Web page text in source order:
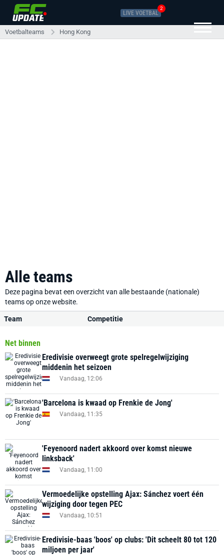
LIVE VOETBAL
2
Voetbalteams Hong Kong
Alle teams
Deze pagina bevat een overzicht van alle bestaande (nationale)
teams op onze website.
Team Competitie
Net binnen
Eredivisie overweegt grote spelregelwijziging
middenin het seizoen
Vandaag, 12:06
'Barcelona is kwaad op Frenkie de Jong'
Vandaag, 11:35
'Feyenoord nadert akkoord over komst nieuwe
linksback'
Vandaag, 11:00
Vermoedelijke opstelling Ajax: Sánchez voert één
wijziging door tegen PEC
Vandaag, 10:51
Eredivisie-baas 'boos' op clubs: 'Dit scheelt 80 tot 120
miljoen per jaar'